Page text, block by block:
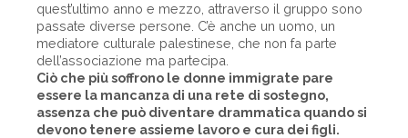
quest’ultimo anno e mezzo, attraverso il gruppo sono
passate diverse persone. C’è anche un uomo, un
mediatore culturale palestinese, che non fa parte
dell’associazione ma partecipa.
Ciò che più soffrono le donne immigrate pare
essere la mancanza di una rete di sostegno,
assenza che può diventare drammatica quando si
devono tenere assieme lavoro e cura dei figli.